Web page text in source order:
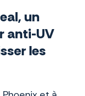
un
anti-UV
les